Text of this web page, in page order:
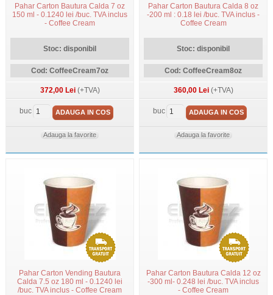
Pahar Carton Bautura Calda 7 oz
150 ml - 0.1240 lei /buc. TVA inclus
- Coffee Cream
Stoc: disponibil
Cod: CoffeeCream7oz
372,00 Lei(+TVA)
buc ADAUGA IN COS
Adauga la favorite
Pahar Carton Bautura Calda 8 oz
-200 ml : 0.18 lei /buc. TVA inclus -
Coffee Cream
Stoc: disponibil
Cod: CoffeeCream8oz
360,00 Lei(+TVA)
buc ADAUGA IN COS
Adauga la favorite
Pahar Carton Vending Bautura
Calda 7.5 oz 180 ml - 0.1240 lei
/buc. TVA inclus - Coffee Cream
Pahar Carton Bautura Calda 12 oz
-300 ml- 0.248 lei /buc. TVA inclus
- Coffee Cream